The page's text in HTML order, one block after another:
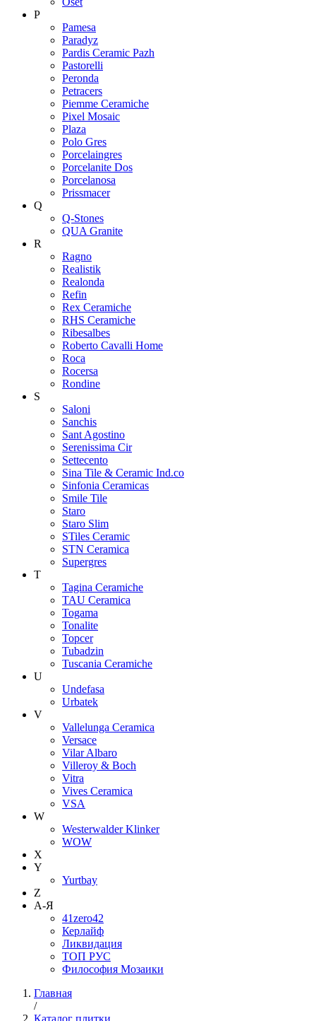
P
Pamesa
Paradyz
Pardis Ceramic Pazh
Pastorelli
Peronda
Petracers
Piemme Ceramiche
Pixel Mosaic
Plaza
Polo Gres
Porcelaingres
Porcelanite Dos
Porcelanosa
Prissmacer
Q
Q-Stones
QUA Granite
R
Ragno
Realistik
Realonda
Refin
Rex Ceramiche
RHS Ceramiche
Ribesalbes
Roberto Cavalli Home
Roca
Rocersa
Rondine
S
Saloni
Sanchis
Sant Agostino
Serenissima Cir
Settecento
Sina Tile & Ceramic Ind.co
Sinfonia Ceramicas
Smile Tile
Staro
Staro Slim
STiles Ceramic
STN Ceramica
Supergres
T
Tagina Ceramiche
TAU Ceramica
Togama
Tonalite
Topcer
Tubadzin
Tuscania Ceramiche
U
Undefasa
Urbatek
V
Vallelunga Ceramica
Versace
Vilar Albaro
Villeroy & Boch
Vitra
Vives Ceramica
VSA
W
Westerwalder Klinker
WOW
X
Y
Yurtbay
Z
А-Я
41zero42
Керлайф
Ликвидация
ТОП РУС
Философия Мозаики
Главная
/
Каталог плитки